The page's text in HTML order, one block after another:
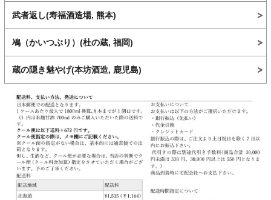
武者返し(寿福酒造場, 熊本)
鳰（かいつぶり）(杜の蔵, 福岡)
蔵の隠き魅やげ(本坊酒造, 鹿児島)